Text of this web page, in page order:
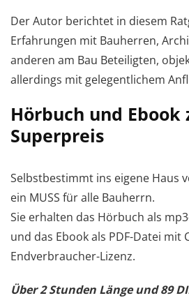
Der Autor berichtet in diesem
Erfahrungen mit Bauherren,
anderen am Bau Beteiligten,
allerdings mit gelegentlichem
Hörbuch und Ebook
Superpreis
Selbstbestimmt ins eigene Haus
ein MUSS für alle Bauherrn.
Sie erhalten das Hörbuch als
und das Ebook als PDF-Datei mit
Endverbraucher-Lizenz.
Über 2 Stunden Länge und 89